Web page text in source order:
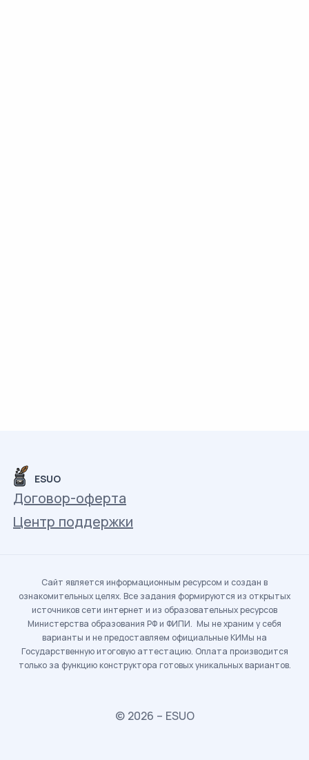
ESUO
Договор-оферта
Центр поддержки
Сайт является информационным ресурсом и создан в
ознакомительных целях. Все задания формируются из открытых
источников сети интернет и из образовательных ресурсов
Министерства образования РФ и ФИПИ. Мы не храним у себя
варианты и не предоставляем официальные КИМы на
Государственную итоговую аттестацию. Оплата производится
только за функцию конструктора готовых уникальных вариантов.
© 2026 – ESUO